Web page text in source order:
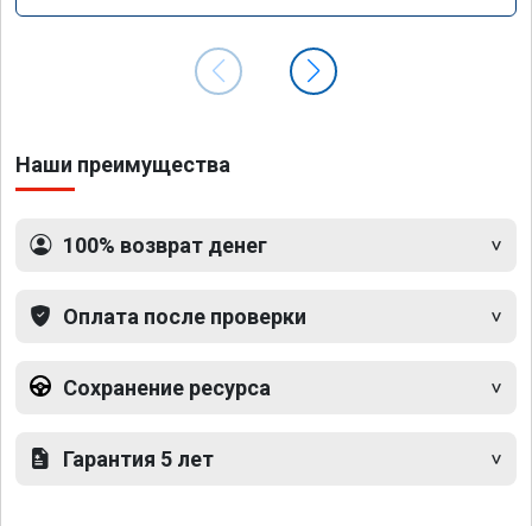
Наши преимущества
100% возврат денег
Оплата после проверки
Сохранение ресурса
Гарантия 5 лет